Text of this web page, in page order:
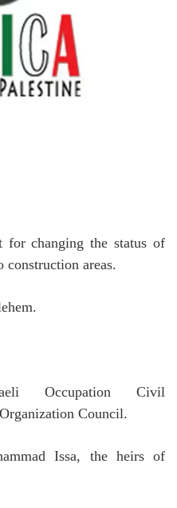
for changing the status of
construction areas.
Occupation Civil
Council.
Issa, the heirs of